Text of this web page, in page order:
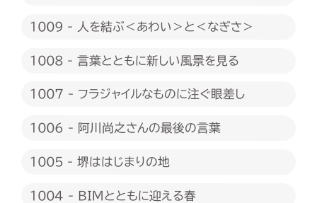
1009 - 人を結ぶ＜あわい＞と＜なぎさ＞
1008 - 言葉とともに新しい風景を見る
1007 - フラジャイルなものに注ぐ眼差し
1006 - 阿川尚之さんの最後の言葉
1005 - 堺ははじまりの地
1004 - BIMとともに迎える春